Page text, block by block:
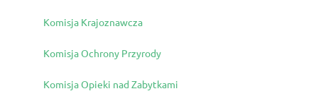
Komisja Krajoznawcza
Komisja Ochrony Przyrody
Komisja Opieki nad Zabytkami